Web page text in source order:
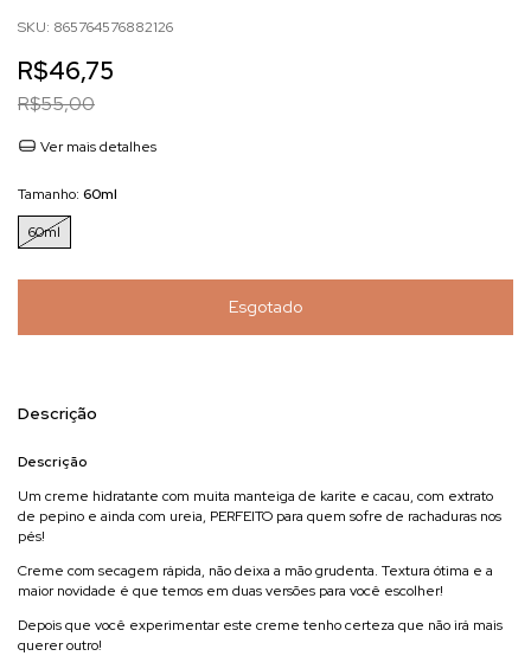
SKU: 865764576882126
R$46,75
R$55,00
Ver mais detalhes
Tamanho: 60ml
60ml
Descrição
Descrição
Um creme hidratante com muita manteiga de karite e cacau, com extrato
de pepino e ainda com ureia, PERFEITO para quem sofre de rachaduras nos
pés!
Creme com secagem rápida, não deixa a mão grudenta. Textura ótima e a
maior novidade é que temos em duas versões para você escolher!
Depois que você experimentar este creme tenho certeza que não irá mais
querer outro!